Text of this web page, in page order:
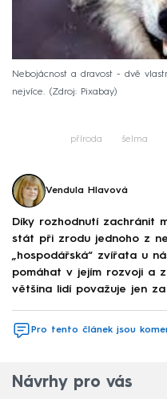
Nebojácnost a dravost - dvě
nejvíce.
Zdroj: Pixabay
příroda šelma
Vendula Hlavová
Díky rozhodnutí zachránit
stát při zrodu jednoho z
„hospodářská“ zvířata u
pomáhat v jejím rozvoji a
většina lidí považuje jen
Pro tento článek jsou
Návrhy pro vás